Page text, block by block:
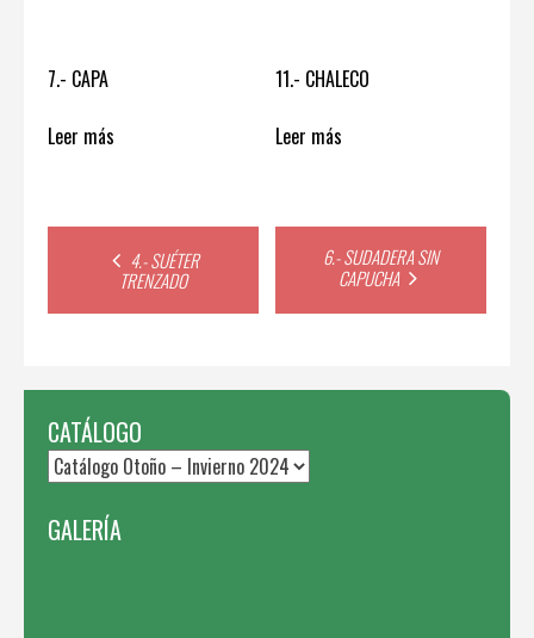
7.- CAPA
Leer más
11.- CHALECO
Leer más
navigation
4.- SUÉTER
TRENZADO
6.- SUDADERA SIN
CAPUCHA
CATÁLOGO
GALERÍA